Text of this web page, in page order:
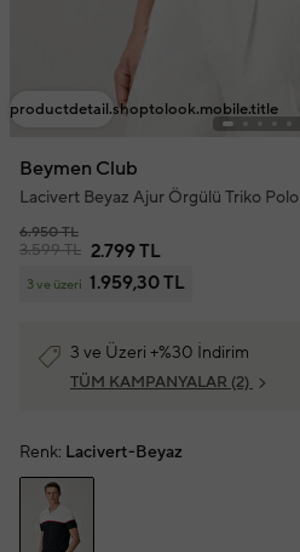
productdetail.shoptolook.mobile.title
Beymen Club
Lacivert Beyaz Ajur Örgülü Triko Polo
6.950 TL
3.599 TL 2.799 TL
3 ve üzeri 1.959,30 TL
3 ve Üzeri +%30 İndirim
TÜM KAMPANYALAR (2)
Renk: Lacivert-Beyaz